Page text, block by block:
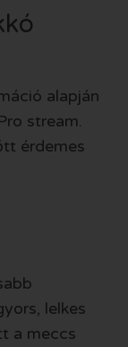
alapján
stream.
érdemes
lelkes
a meccs